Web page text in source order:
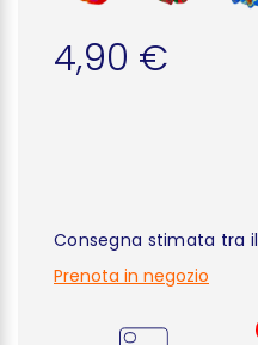
4,90 €
Consegna stimata tra il
Prenota in negozio